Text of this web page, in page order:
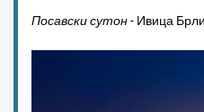
Посавски сутон- Ивица